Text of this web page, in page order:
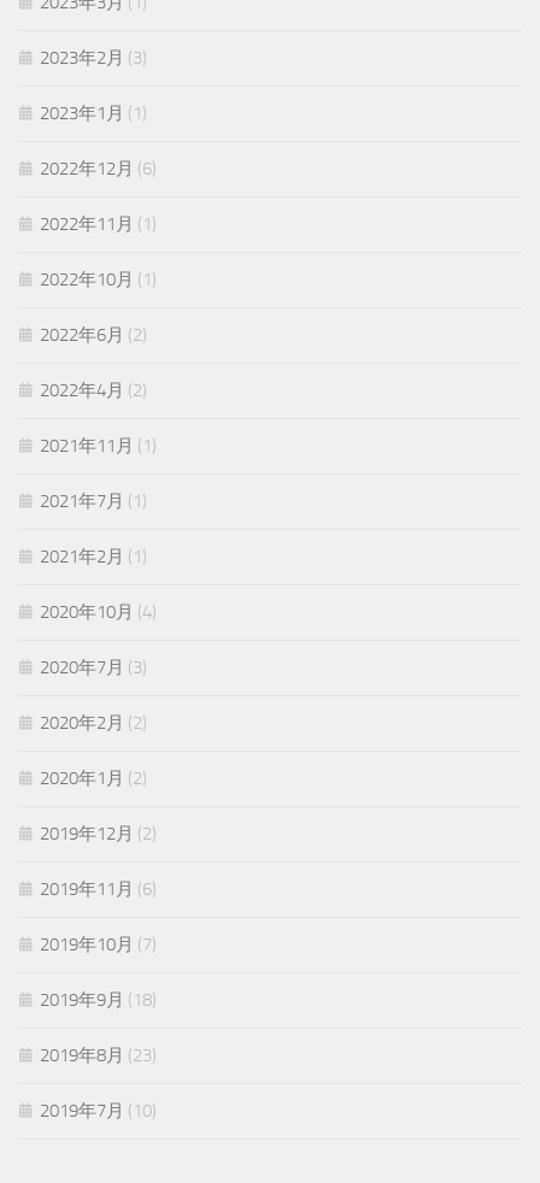
2023年2月 (3)
2023年1月 (1)
2022年12月 (6)
2022年11月 (1)
2022年10月 (1)
2022年6月 (2)
2022年4月 (2)
2021年11月 (1)
2021年7月 (1)
2021年2月 (1)
2020年10月 (4)
2020年7月 (3)
2020年2月 (2)
2020年1月 (2)
2019年12月 (2)
2019年11月 (6)
2019年10月 (7)
2019年9月 (18)
2019年8月 (23)
2019年7月 (10)